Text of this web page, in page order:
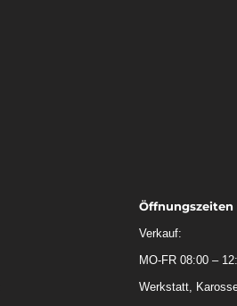
Öffnungszeiten
Verkauf:
MO-FR 08:00 –
Werkstatt,